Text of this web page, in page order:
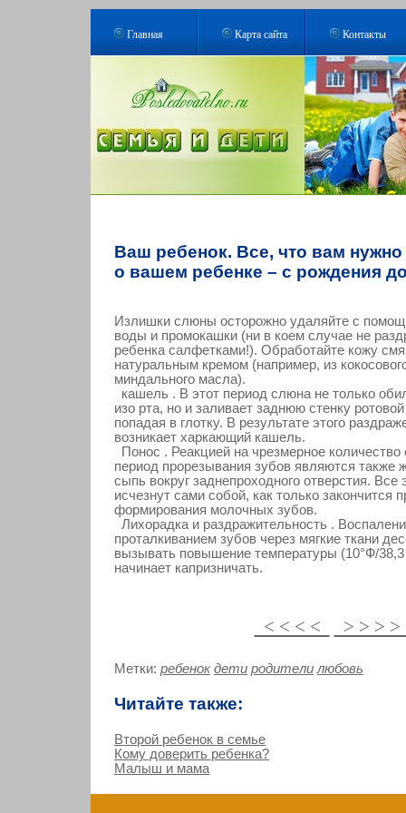
Главная Карта сайта Контакты
Ваш ребенок. Все, что вам нужно
о вашем ребенке – с рождения
Излишки слюны осторожно удаляйте с
воды и промокашки (ни в коем случае не
ребенка салфетками!). Обработайте кожу
натуральным кремом (например, из
миндального масла).
кашель . В этот период слюна не только
изо рта, но и заливает заднюю стенку
попадая в глотку. В результате этого
возникает харкающий кашель.
Понос . Реакцией на чрезмерное
период прорезывания зубов являются также
сыпь вокруг заднепроходного отверстия.
исчезнут сами собой, как только закончится
формирования молочных зубов.
Лихорадка и раздражительность .
проталкиванием зубов через мягкие ткани
вызывать повышение температуры (10°Ф/
начинает капризничать.
< < < < > > >
Метки: ребенок дети родители любовь
Читайте также:
Второй ребенок в семье
Кому доверить ребенка?
Малыш и мама